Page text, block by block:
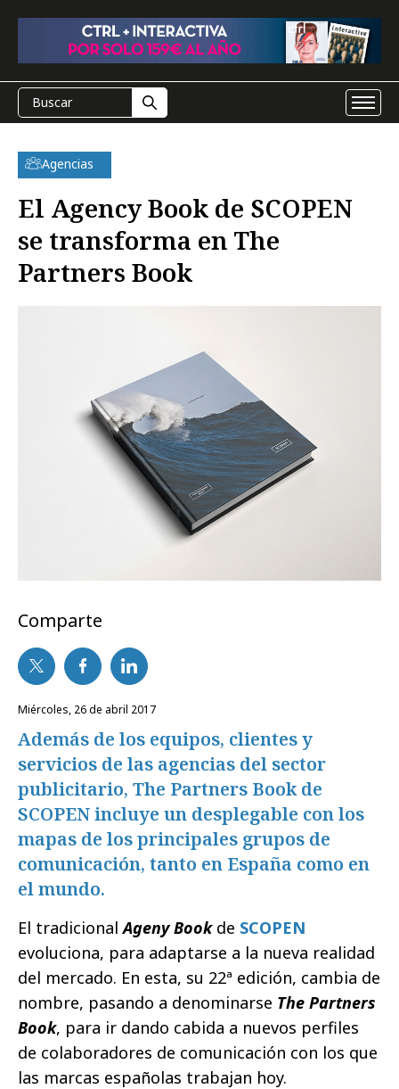
Agencias
El Agency Book de SCOPEN
se transforma en The
Partners Book
Comparte
miércoles, 26 de abril 2017
Además de los equipos, clientes y
servicios de las agencias del sector
publicitario, The Partners Book de
SCOPEN incluye un desplegable con los
mapas de los principales grupos de
comunicación, tanto en España como en
el mundo.
El tradicionalAgeny Bookde SCOPEN
evoluciona, para adaptarse a la nueva realidad
del mercado. En esta, su 22ª edición, cambia de
nombre, pasando a denominarse The Partners
Book, para ir dando cabida a nuevos perfiles
de colaboradores de comunicación con los que
las marcas españolas trabajan hoy.